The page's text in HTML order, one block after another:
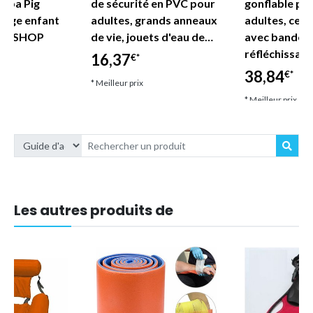
Pig
enfant
SHOP
de sécurité en PVC pour
adultes, grands anneaux
de vie, jouets d'eau de…
16,37€*
* Meilleur prix
gonflable
adultes,
avec bandes
38,84€*
* Meilleur prix
Les autres produits de